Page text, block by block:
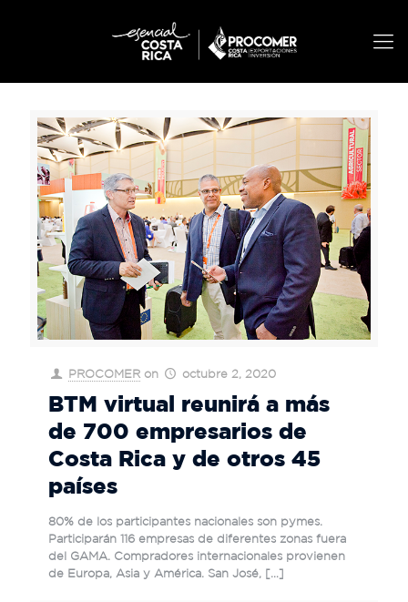
PROCOMER on octubre 2, 2020
BTM virtual reunirá a más
de 700 empresarios de
Costa Rica y de otros 45
países
80% de los participantes nacionales son pymes.
Participarán 116 empresas de diferentes zonas fuera
del GAMA. Compradores internacionales provienen
de Europa, Asia y América. San José, […]